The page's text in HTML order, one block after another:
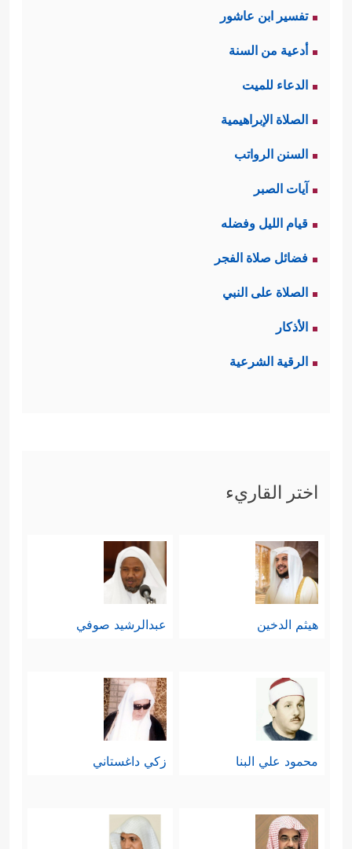
تفسير ابن عاشور
أدعية من السنة
الدعاء للميت
الصلاة الإبراهيمية
السنن الرواتب
آيات الصبر
قيام الليل وفضله
فضائل صلاة الفجر
الصلاة على النبي
الأذكار
الرقية الشرعية
اختر القاريء
هيثم الدخين عبدالرشيد صوفي
محمود علي البنا زكي داغستاني